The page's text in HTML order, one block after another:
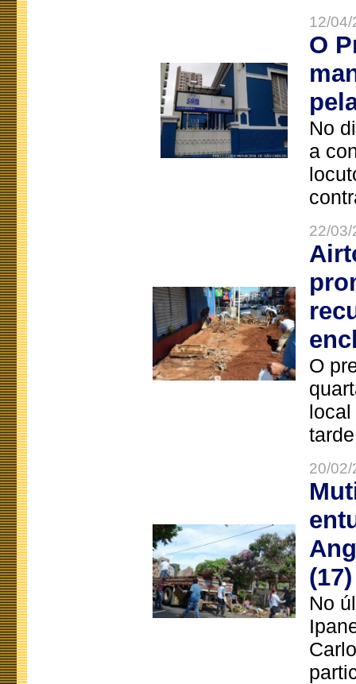
12/
O
No
a
22/
O
20/
(17)
No